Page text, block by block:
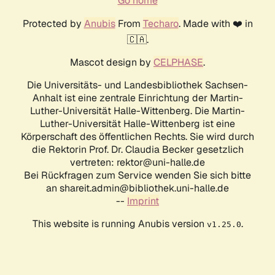
Protected by AnubisFrom Techaro. Made with ❤️ in
🇨🇦.
Mascot design by CELPHASE.
Die Universitäts- und Landesbibliothek Sachsen-
Anhalt ist eine zentrale Einrichtung der Martin-
Luther-Universität Halle-Wittenberg. Die Martin-
Luther-Universität Halle-Wittenberg ist eine
Körperschaft des öffentlichen Rechts. Sie wird durch
die Rektorin Prof. Dr. Claudia Becker gesetzlich
vertreten: rektor@uni-halle.de
Bei Rückfragen zum Service wenden Sie sich bitte
an shareit.admin@bibliothek.uni-halle.de
-- Imprint
This website is running Anubis version v1.25.0.